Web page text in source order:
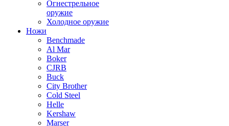
Огнестрельное
оружие
Холодное оружие
Ножи
Benchmade
Al Mar
Boker
CJRB
Buck
City Brother
Cold Steel
Helle
Kershaw
Marser